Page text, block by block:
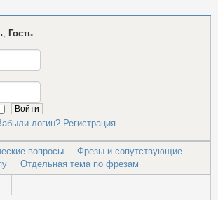
Гость
логин? Регистрация
вопросы
Фрезы и сопутствующие
Отдельная тема по фрезам